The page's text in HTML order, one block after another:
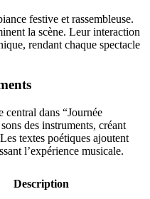
festive et rassembleuse.
la scène. Leur interaction
rendant chaque spectacle
central dans “Journée
des instruments, créant
textes poétiques ajoutent
l’expérience musicale.
Description